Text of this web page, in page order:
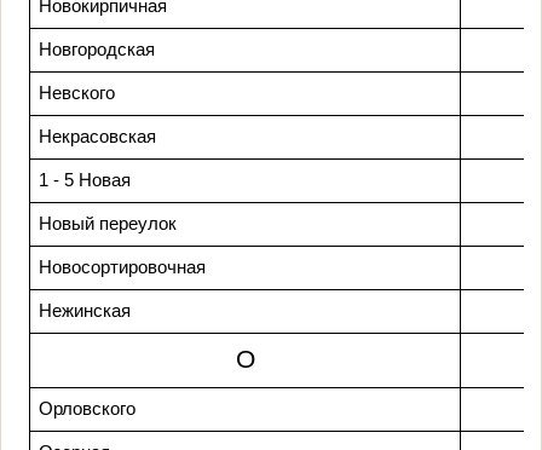
Новокирпичная
Новгородская
Невского
Некрасовская
1 - 5 Новая
Новый переулок
Новосортировочная
Нежинская
О
Орловского